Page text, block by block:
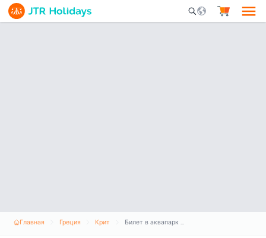
Mobile Search
Главная Греция Крит Билет в аквапарк Уотерсити в Ираклионе